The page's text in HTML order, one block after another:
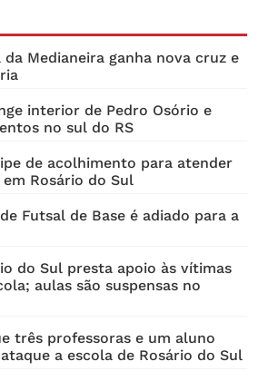
da Medianeira ganha nova cruz e
interior de Pedro Osório e
no sul do RS
de acolhimento para atender
Rosário do Sul
Futsal de Base é adiado para a
do Sul presta apoio às vítimas
aulas são suspensas no
três professoras e um aluno
a escola de Rosário do Sul